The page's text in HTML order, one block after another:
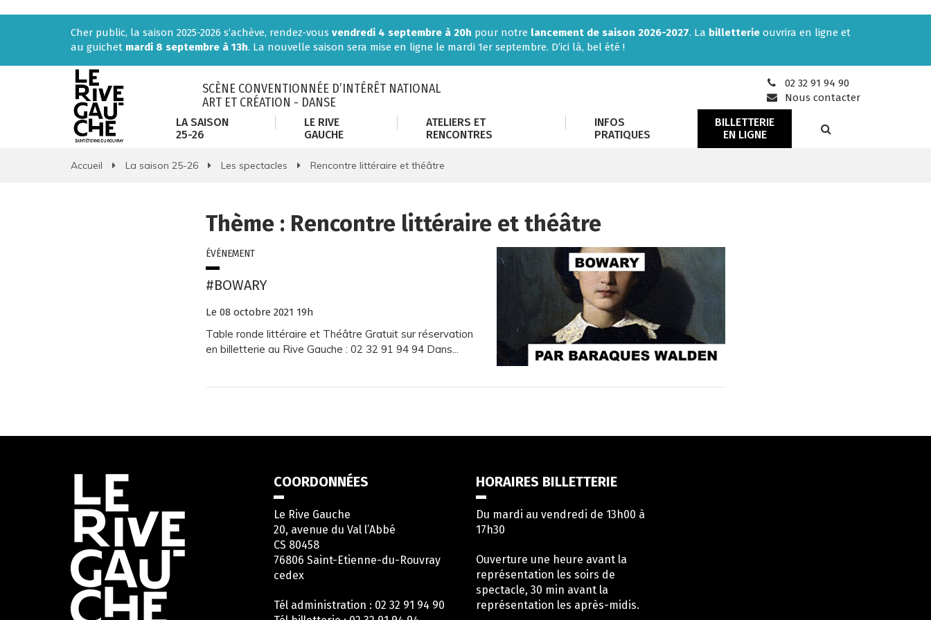
Cher public, la saison 2025-2026 s’achève, rendez-vous vendredi 4 septembre à 20h pour notre lancement de saison 2026-2027. La billetterie ouvrira en ligne et
au guichet mardi 8 septembre à 13h. La nouvelle saison sera mise en ligne le mardi 1er septembre. D’ici là, bel été !
SCÈNE CONVENTIONNÉE D’INTÉRÊT NATIONAL
ART ET CRÉATION - DANSE
02 32 91 94 90
Nous contacter
LA SAISON
25-26
LE RIVE
GAUCHE
ATELIERS ET
RENCONTRES
INFOS
PRATIQUES
BILLETTERIE
EN LIGNE
RECHERCHE
Accueil La saison 25-26 Les spectacles Rencontre littéraire et théâtre
Thème : Rencontre littéraire et théâtre
ÉVÉNEMENT
#BOWARY
Le 08 octobre 2021 19h
Table ronde littéraire et Théâtre Gratuit sur réservation
en billetterie au Rive Gauche : 02 32 91 94 94 Dans...
Informations
COORDONNÉES
Le Rive Gauche
20, avenue du Val l’Abbé
CS 80458
76806 Saint-Etienne-du-Rouvray
cedex
Tél administration : 02 32 91 94 90
HORAIRES BILLETTERIE
Du mardi au vendredi de 13h00 à
17h30
Ouverture une heure avant la
représentation les soirs de
spectacle, 30 min avant la
représentation les après-midis.